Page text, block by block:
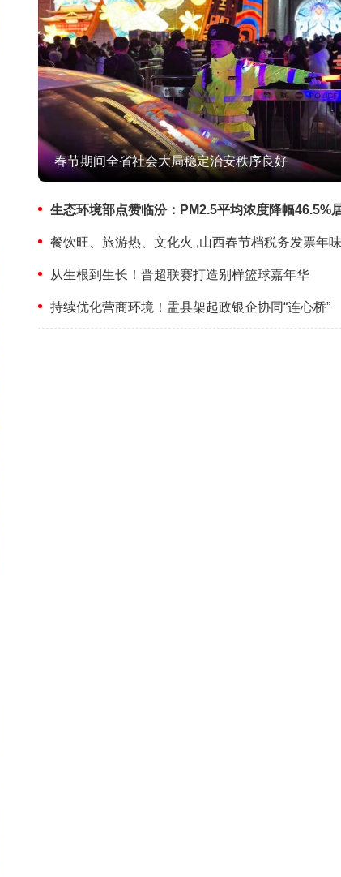
餐饮旺、旅游热、文化火 ,山西春节档税务发票年
从生根到生长！晋超联赛打造别样篮球嘉年华
持续优化营商环境！盂县架起政银企协同“连心桥”